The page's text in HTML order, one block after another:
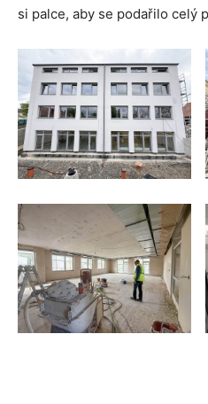
si palce, aby se podařilo celý